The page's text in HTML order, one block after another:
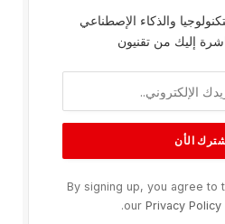
والذكاء الإصطناعي
إليك من تقنيون
By signing up, you agree to
our Privacy Policy